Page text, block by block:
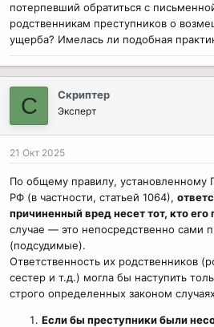
потерпевший обратиться с
родственникам преступников о
ущерба? Имелась ли подобная
С Скриптер
Эксперт
21 Окт 2025
По общему правилу, установленному
РФ (в частности, статьей 1064),
причиненный вред несет тот, кто его
случае — это непосредственно сами
(подсудимые).
Ответственность их родственников
сестер и т.д.) могла бы наступить
строго определенных законом
Если бы преступники были